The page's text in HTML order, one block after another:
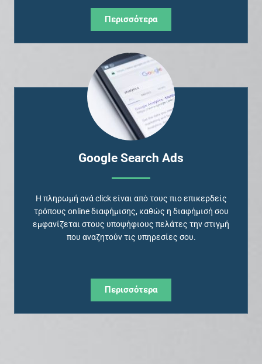
Περισσότερα
Google Search Ads
Η πληρωμή ανά click είναι από τους πιο επικερδείς
τρόπους online διαφήμισης, καθώς η διαφήμισή σου
εμφανίζεται στους υποψήφιους πελάτες την στιγμή
που αναζητούν τις υπηρεσίες σου.
Περισσότερα